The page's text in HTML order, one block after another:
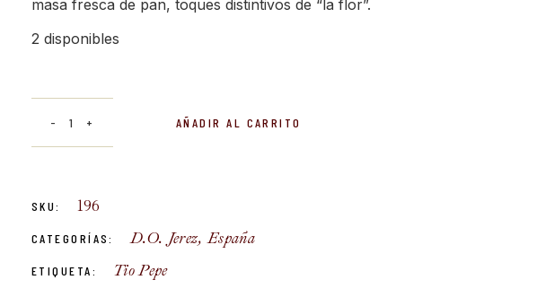
masa fresca de pan, toques distintivos de “la flor”.
2 disponibles
AÑADIR AL CARRITO
SKU: 196
CATEGORÍAS: D.O. Jerez,España
ETIQUETA: Tio Pepe